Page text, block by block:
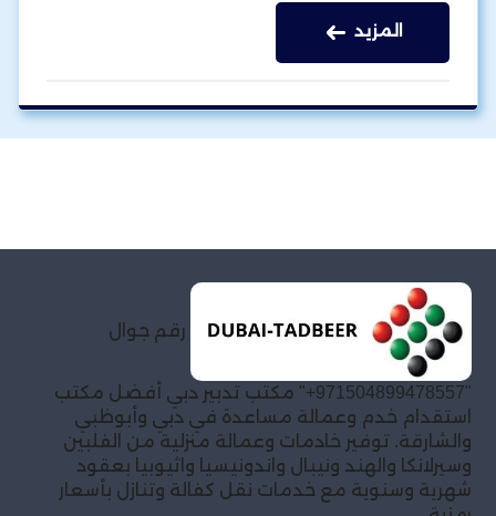
المزيد
رقم جوال
"971504899478557+" مكتب تدبير دبي أفضل مكتب
استقدام خدم وعمالة مساعدة في دبي وأبوظبي
والشارقة. توفير خادمات وعمالة منزلية من الفلبين
وسيرلانكا والهند ونيبال واندونيسيا واثيوبيا بعقود
شهرية وسنوية مع خدمات نقل كفالة وتنازل بأسعار